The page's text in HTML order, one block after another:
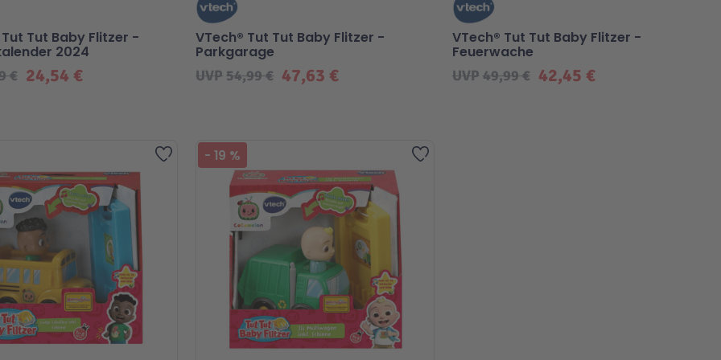
24,54 €
€
Tut Baby Flitzer -
2024
47,63 €
UVP54,99 €
VTech® Tut Tut Baby Flitzer -
Parkgarage
42,45 €
UVP 49,99 €
VTech® Tut Tut Baby Flitzer -
Feuerwache
Zur Wunschliste hinzufügen Zur Wunschliste hinzufügen
-19 %
Beliebt